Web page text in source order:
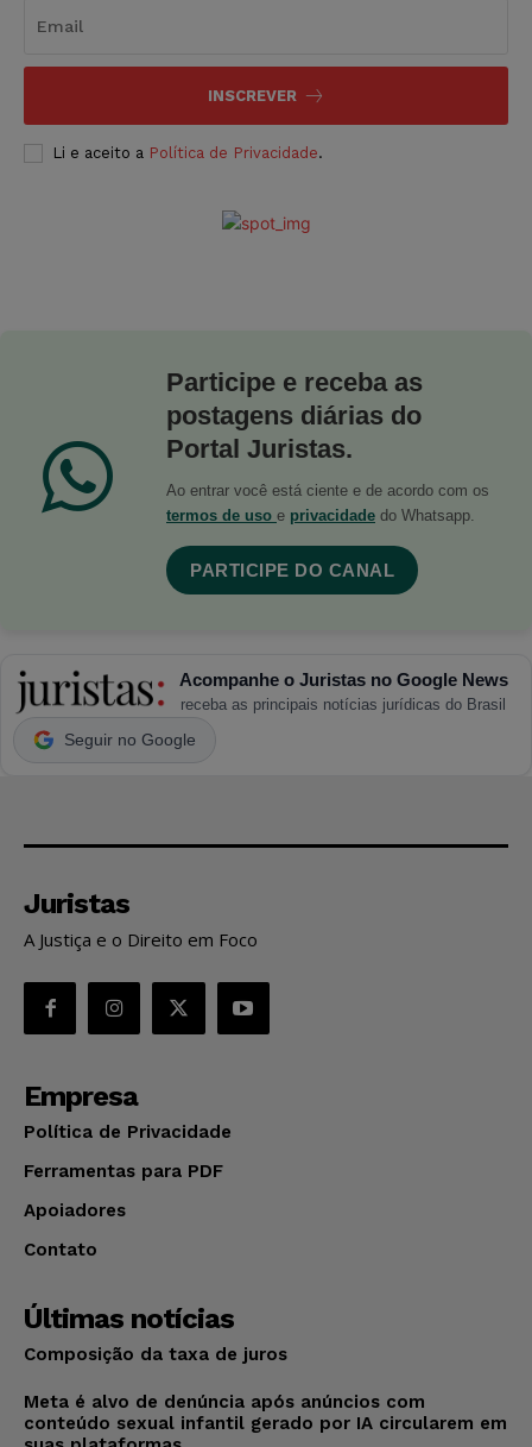
INSCREVER
Li e aceito a Política de Privacidade.
Participe e receba as
postagens diárias do
Portal Juristas.
Ao entrar você está ciente e de acordo com os
termos de uso e privacidade do Whatsapp.
PARTICIPE DO CANAL
Acompanhe o Juristas no Google News
receba as principais notícias jurídicas do Brasil
Seguir no Google
Juristas
A Justiça e o Direito em Foco
Empresa
Política de Privacidade
Ferramentas para PDF
Apoiadores
Contato
Últimas notícias
Composição da taxa de juros
Meta é alvo de denúncia após anúncios com
conteúdo sexual infantil gerado por IA circularem em